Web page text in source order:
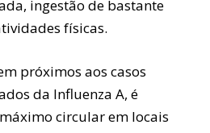
ingestão de bastante
físicas.
próximos aos casos
da Influenza A, é
circular em locais